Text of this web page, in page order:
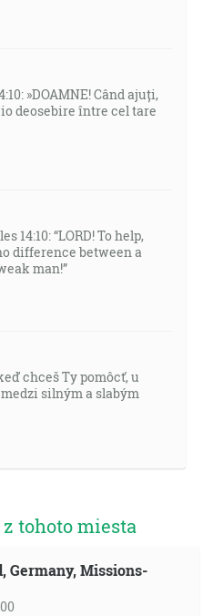
»DOAMNE! Când ajuți,
deosebire între cel tare
14:10: “LORD! To help,
difference between a
man!”
chceš Ty pomôcť, u
silným a slabým
tohoto miesta
Germany, Missions-